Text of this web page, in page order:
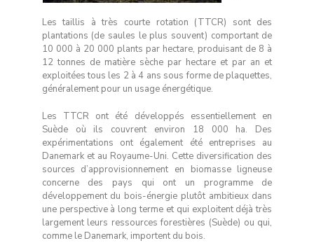
Les taillis à très courte rotation (TTCR) sont des
plantations (de saules le plus souvent) comportant de
10 000 à 20 000 plants par hectare, produisant de 8 à
12 tonnes de matière sèche par hectare et par an et
exploitées tous les 2 à 4 ans sous forme de plaquettes,
généralement pour un usage énergétique.
Les TTCR ont été développés essentiellement en
Suède où ils couvrent environ 18 000 ha. Des
expérimentations ont également été entreprises au
Danemark et au Royaume-Uni. Cette diversification des
sources d’approvisionnement en biomasse ligneuse
concerne des pays qui ont un programme de
développement du bois-énergie plutôt ambitieux dans
une perspective à long terme et qui exploitent déjà très
largement leurs ressources forestières (Suède) ou qui,
comme le Danemark, importent du bois.